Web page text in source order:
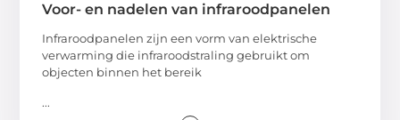
Voor- en nadelen van infraroodpanelen
Infraroodpanelen zijn een vorm van elektrische
verwarming die infraroodstraling gebruikt om
objecten binnen het bereik
...